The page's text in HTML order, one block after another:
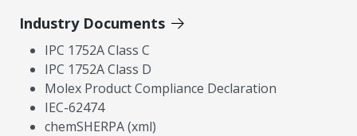
Industry Documents
IPC 1752A Class C
IPC 1752A Class D
Molex Product Compliance Declaration
IEC-62474
chemSHERPA (xml)